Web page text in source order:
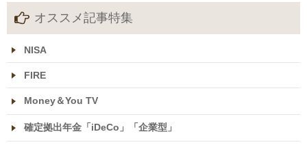
オススメ記事特集
NISA
FIRE
Money＆You TV
確定拠出年金「iDeCo」「企業型」